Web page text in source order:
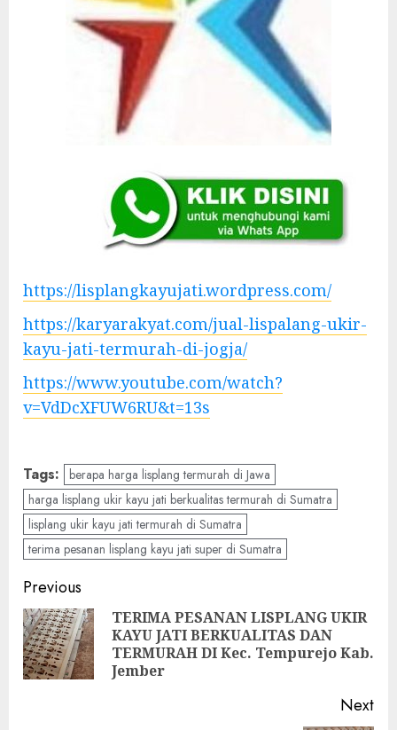
https://lisplangkayujati.wordpress.com/
https://karyarakyat.com/jual-lispalang-ukir-
kayu-jati-termurah-di-jogja/
https://www.youtube.com/watch?
v=VdDcXFUW6RU&t=13s
Tags: berapa harga lisplang termurah di Jawa
harga lisplang ukir kayu jati berkualitas termurah di Sumatra
lisplang ukir kayu jati termurah di Sumatra
terima pesanan lisplang kayu jati super di Sumatra
Previous
TERIMA PESANAN LISPLANG UKIR
KAYU JATI BERKUALITAS DAN
TERMURAH DI Kec. Tempurejo Kab.
Jember
Next